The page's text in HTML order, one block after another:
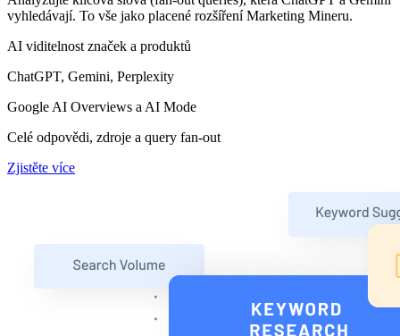
vyhledávají. To vše jako placené rozšíření Marketing Mineru.
AI viditelnost značek a produktů
ChatGPT, Gemini, Perplexity
Google AI Overviews a AI Mode
Celé odpovědi, zdroje a query fan-out
Zjistěte více